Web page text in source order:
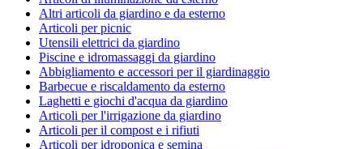
Altri articoli da giardino e da esterno
Articoli per picnic
Utensili elettrici da giardino
Piscine e idromassaggi da giardino
Abbigliamento e accessori per il giardinaggio
Barbecue e riscaldamento da esterno
Laghetti e giochi d'acqua da giardino
Articoli per l'irrigazione da giardino
Articoli per il compost e i rifiuti
Articoli per idroponica e semina